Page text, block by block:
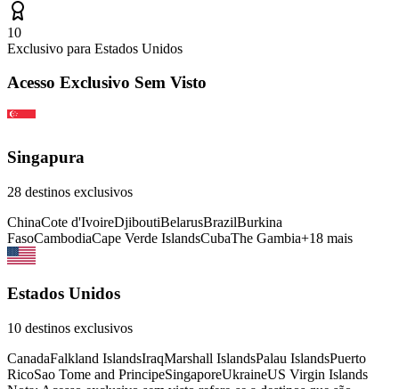
10
Exclusivo para Estados Unidos
Acesso Exclusivo Sem Visto
Singapura
28 destinos exclusivos
ChinaCote d'IvoireDjiboutiBelarusBrazilBurkina
FasoCambodiaCape Verde IslandsCubaThe Gambia+18 mais
Estados Unidos
10 destinos exclusivos
CanadaFalkland IslandsIraqMarshall IslandsPalau IslandsPuerto
RicoSao Tome and PrincipeSingaporeUkraineUS Virgin Islands